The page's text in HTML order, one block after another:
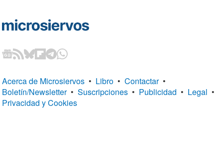
Acerca de Microsiervos • Libro • Contactar •
Boletín/Newsletter • Suscripciones • Publicidad • Legal •
Privacidad y Cookies